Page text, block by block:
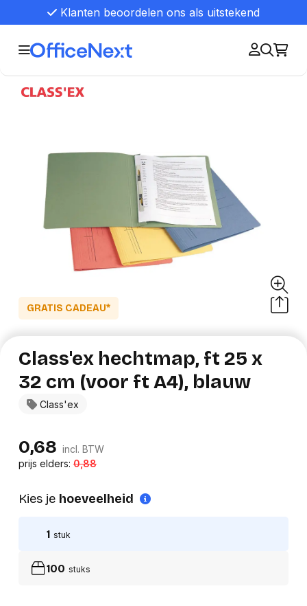
Klanten beoordelen ons als uitstekend
GRATIS CADEAU*
Class'ex
Class'ex hechtmap, ft 25 x
32 cm (voor ft A4), blauw
0,68 incl. BTW
prijs elders:0,88
Kies je hoeveelheid
1 stuk
100 stuks